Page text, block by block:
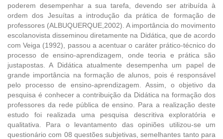
poderem desempenhar a sua tarefa, devendo ser atribuída à
ordem dos Jesuítas a introdução da prática de formação de
professores (ALBUQUERQUE,2002). A importância do movimento
escolanovista disseminou diretamente na Didática, que de acordo
com Veiga (1992), passou a acentuar o caráter prático-técnico do
processo de ensino-aprendizagem, onde teoria e prática são
justapostas. A Didática atualmente desempenha um papel de
grande importância na formação de alunos, pois é responsável
pelo processo de ensino-aprendizagem. Assim, o objetivo da
pesquisa é conhecer a contribuição da Didática na formação dos
professores da rede pública de ensino. Para a realização deste
estudo foi realizada uma pesquisa descritiva exploratória e
qualitativa. Para o levantamento das opiniões utilizou-se um
questionário com 08 questões subjetivas, semelhantes tanto para